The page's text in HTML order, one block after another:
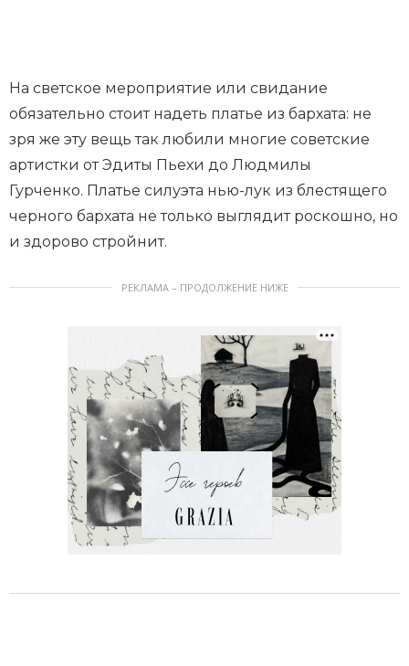
На светское мероприятие или свидание
обязательно стоит надеть платье из бархата: не
зря же эту вещь так любили многие советские
артистки от Эдиты Пьехи до Людмилы
Гурченко. Платье силуэта нью-лук из блестящего
черного бархата не только выглядит роскошно, но
и здорово стройнит.
РЕКЛАМА – ПРОДОЛЖЕНИЕ НИЖЕ